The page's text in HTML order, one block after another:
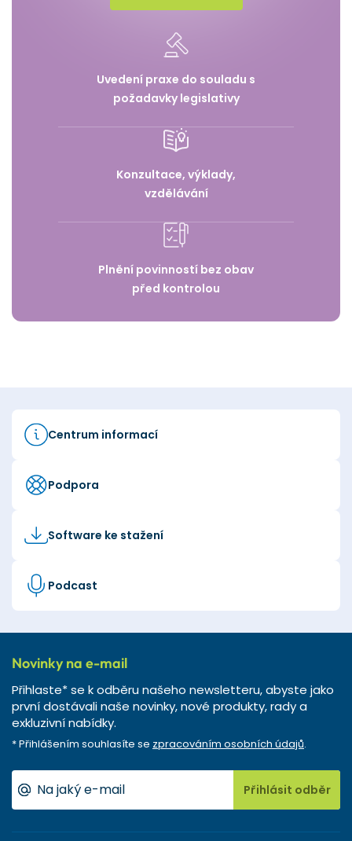
Uvedení praxe do souladu s
požadavky legislativy
Konzultace, výklady,
vzdělávání
Plnění povinností bez obav
před kontrolou
Centrum informací
Podpora
Software ke stažení
Podcast
Novinky na e-mail
Přihlaste* se k odběru našeho newsletteru, abyste jako
první dostávali naše novinky, nové produkty, rady a
exkluzivní nabídky.
* Přihlášením souhlasíte se zpracováním osobních údajů.
Přihlásit odběr